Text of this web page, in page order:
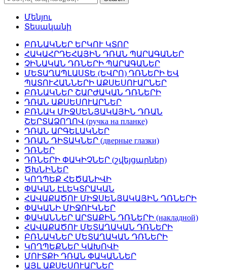
Մենյու
Տեսականի
ԲՌՆԱԿՆԵՐ ԵՐԿՈՒ ԿՏՈՐ
ՀԱԿԱՀՐԴԵՀԱՅԻՆ ԴՌԱՆ ՊԱՐԱԳԱՆԵՐ
ՉԻՆԱԿԱՆ ԴՌՆԵՐԻ ՊԱՐԱԳԱՆԵՐ
ՄԵՏԱՂԱՊԼԱՍՏԵ (ԵՎՐՈ) ԴՌՆԵՐԻ ԵՎ
ՊԱՏՈՒՀԱՆՆԵՐԻ ԱՔՍԵՍՈՒԱՐՆԵՐ
ԲՌՆԱԿՆԵՐ ՇԱՐԺԱԿԱՆ ԴՌՆԵՐԻ
ԴՌԱՆ ԱՔՍԵՍՈՒԱՐՆԵՐ
ԲՌՆԱԿ ՄԻՋՍԵՆՅԱԿԱՅԻՆ ԴՌԱՆ
ՇԵՐՏԱՁՈՂՈՎ (ручка на планке)
ԴՌԱՆ ԱՐԳԵԼԱԿՆԵՐ
ԴՌԱՆ ԴԻՏԱԿՆԵՐ (дверные глазки)
ԴՌՆԵՐ
ԴՌՆԵՐԻ ՓԱԿԻՉՆԵՐ (շվեյցարներ)
ԾԽՆԻՆԵՐ
ԿՈՂՊԵՔ ՀԵԾԱՆԻՎԻ
ՓԱԿԱՆ ԷԼԵԿՏՐԱԿԱՆ
ՀԱՎԱՔԱԾՈՒ ՄԻՋՍԵՆՅԱԿԱՅԻՆ ԴՌՆԵՐԻ
ՓԱԿԱՆԻ ՄԻՋՈՒԿՆԵՐ
ՓԱԿԱՆՆԵՐ ԱՐՏԱՔԻՆ ԴՌՆԵՐԻ (накладной)
ՀԱՎԱՔԱԾՈՒ ՄԵՏԱՂԱԿԱՆ ԴՌՆԵՐԻ
ԲՌՆԱԿՆԵՐ ՄԵՏԱՂԱԿԱՆ ԴՌՆԵՐԻ
ԿՈՂՊԵՔՆԵՐ ԿԱԽՈՎԻ
ՄՈՒՏՔԻ ԴՌԱՆ ՓԱԿԱՆՆԵՐ
ԱՅԼ ԱՔՍԵՍՈՒԱՐՆԵՐ